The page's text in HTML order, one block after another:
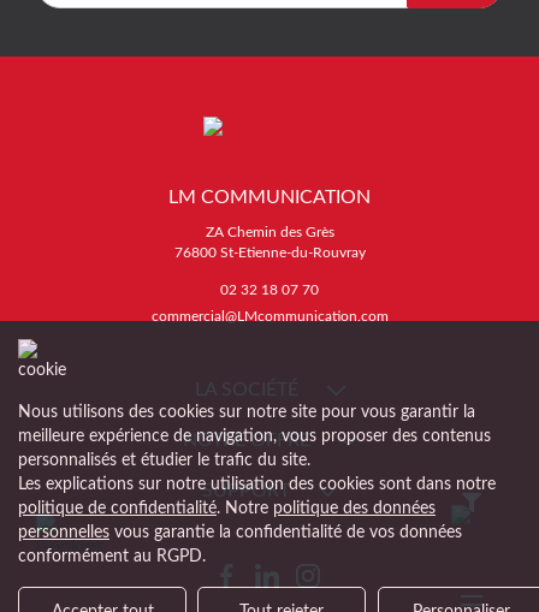
LM COMMUNICATION
ZA Chemin des Grès
76800 St-Etienne-du-Rouvray
02 32 18 07 70
commercial@LMcommunication.com
NOTRE OFFRE
SUPPORT
Nous utilisons des cookies sur notre site pour vous garantir la
meilleure expérience de navigation, vous proposer des contenus
personnalisés et étudier le trafic du site.
Les explications sur notre utilisation des cookies sont dans notre
politique de confidentialité. Notre politique des données
personnelles vous garantie la confidentialité de vos données
conformément au RGPD.